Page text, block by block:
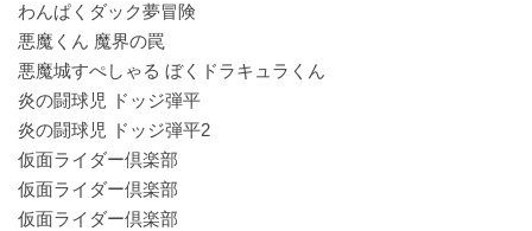
わんぱくダック夢冒険
悪魔くん 魔界の罠
悪魔城すぺしゃる ぼくドラキュラくん
炎の闘球児 ドッジ弾平
炎の闘球児 ドッジ弾平2
仮面ライダー倶楽部
仮面ライダー倶楽部
仮面ライダー倶楽部